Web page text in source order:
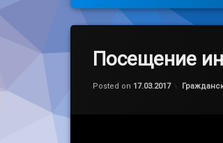
Посещение
Posted on 17.03.2017
by
Категории: